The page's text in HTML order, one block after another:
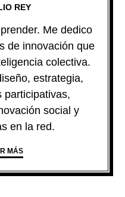
REY
Me dedico
de innovación que
colectiva.
estrategia,
participativas,
social y
en la red.
MÁS